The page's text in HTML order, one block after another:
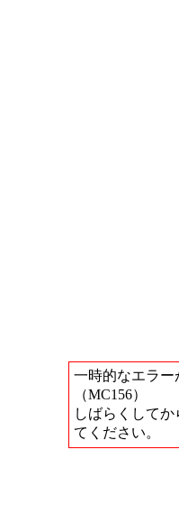
一時的なエラー
（MC156）
しばらくして
てください。